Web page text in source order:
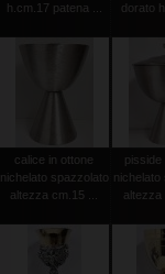
h.cm.17 patena ...
dorato
calice in ottone
nichelato spazzolato
altezza cm.15 ...
pisside
nichelato